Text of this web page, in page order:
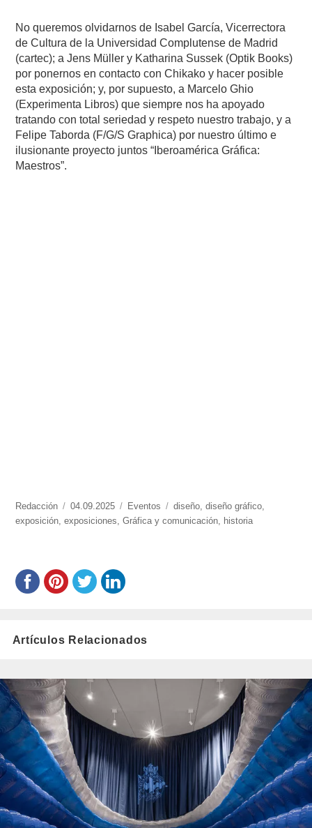
No queremos olvidarnos de Isabel García, Vicerrectora
de Cultura de la Universidad Complutense de Madrid
(cartec); a Jens Müller y Katharina Sussek (Optik Books)
por ponernos en contacto con Chikako y hacer posible
esta exposición; y, por supuesto, a Marcelo Ghio
(Experimenta Libros) que siempre nos ha apoyado
tratando con total seriedad y respeto nuestro trabajo, y a
Felipe Taborda (F/G/S Graphica) por nuestro último e
ilusionante proyecto juntos “Iberoamérica Gráfica:
Maestros”.
https://www.experimenta.es/author/redaccion/
Redacción
Publicado
el
04.09.2025 Categorías
Eventos Etiquetas
diseño,diseño gráfico,
exposición,exposiciones,Gráfica y comunicación, historia
Artículos Relacionados